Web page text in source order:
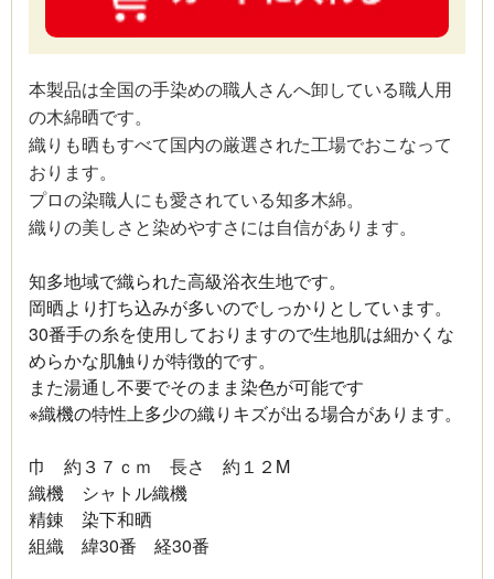
本製品は全国の手染めの職人さんへ卸している職人用
の木綿晒です。
織りも晒もすべて国内の厳選された工場でおこなって
おります。
プロの染職人にも愛されている知多木綿。
織りの美しさと染めやすさには自信があります。
知多地域で織られた高級浴衣生地です。
岡晒より打ち込みが多いのでしっかりとしています。
30番手の糸を使用しておりますので生地肌は細かくな
めらかな肌触りが特徴的です。
また湯通し不要でそのまま染色が可能です
※織機の特性上多少の織りキズが出る場合があります。
巾 約３７ｃｍ 長さ 約１２M
織機 シャトル織機
精錬 染下和晒
組織 緯30番 経30番